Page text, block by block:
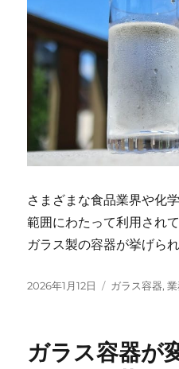
さまざまな食品業界や化
範囲にわたって利用され
ガラス製の容器が挙げら
投
2026年1月12日
カ
ー
ガラス容器,
ガラス容器が